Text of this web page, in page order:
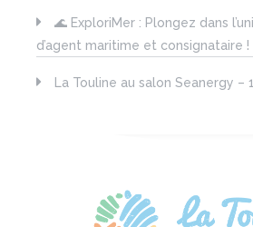
🌊 ExploriMer : Plongez dans
d’agent maritime et consignataire !
La Touline au salon Seanergy